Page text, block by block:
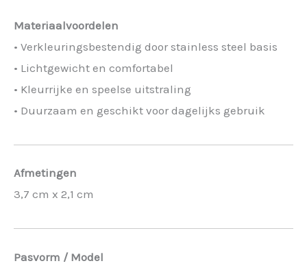
Materiaalvoordelen
• Verkleuringsbestendig door stainless steel basis
• Lichtgewicht en comfortabel
• Kleurrijke en speelse uitstraling
• Duurzaam en geschikt voor dagelijks gebruik
Afmetingen
3,7 cm x 2,1 cm
Pasvorm / Model